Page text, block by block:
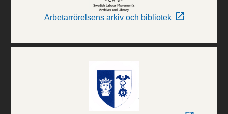
Arbetarrörelsens arkiv och bibliotek